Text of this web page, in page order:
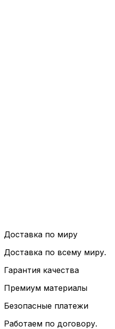
Доставка по миру
Доставка по всему миру.
Гарантия качества
Премиум материалы
Безопасные платежи
Работаем по договору.